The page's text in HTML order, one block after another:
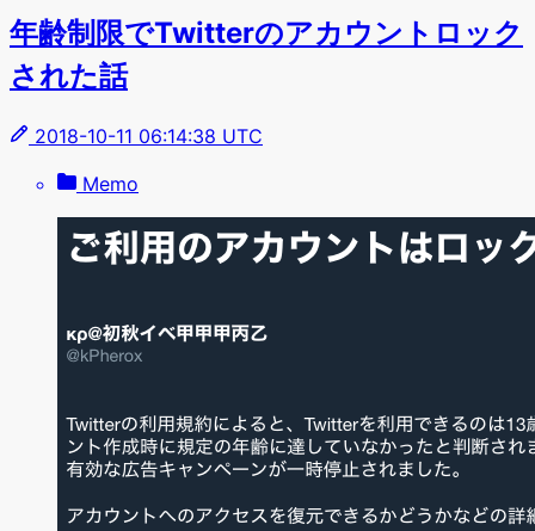
年齢制限でTwitterのアカウントロック
された話
2018-10-11 06:14:38 UTC
Memo